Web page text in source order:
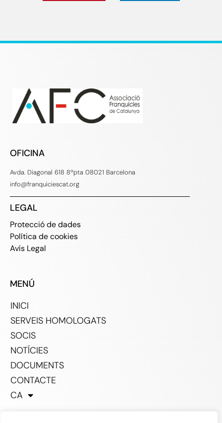
OFICINA
Avda. Diagonal 618 8ªpta 08021 Barcelona
info@franquiciescat.org
LEGAL
Protecció de dades
Política de cookies
Avís Legal
MENÚ
INICI
SERVEIS HOMOLOGATS
SOCIS
NOTÍCIES
DOCUMENTS
CONTACTE
CA